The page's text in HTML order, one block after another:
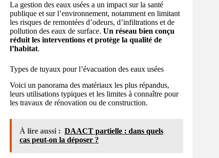
La gestion des eaux usées a un impact sur la santé
publique et sur l’environnement, notamment en limitant
les risques de remontées d’odeurs, d’infiltrations et de
pollution des eaux de surface. Un réseau bien conçu
réduit les interventions et protège la qualité de
l’habitat.
Types de tuyaux pour l’évacuation des eaux usées
Voici un panorama des matériaux les plus répandus,
leurs utilisations typiques et les limites à connaître pour
les travaux de rénovation ou de construction.
À lire aussi : DAACT partielle : dans quels
cas peut-on la déposer ?